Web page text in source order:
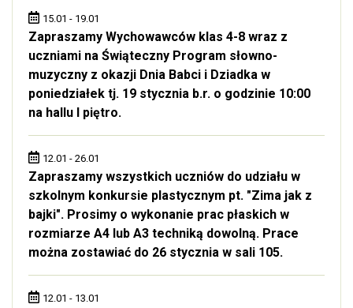
15.01 - 19.01
Zapraszamy Wychowawców klas 4-8 wraz z
uczniami na Świąteczny Program słowno-
muzyczny z okazji Dnia Babci i Dziadka w
poniedziałek tj. 19 stycznia b.r. o godzinie 10:00
na hallu I piętro.
12.01 - 26.01
Zapraszamy wszystkich uczniów do udziału w
szkolnym konkursie plastycznym pt. "Zima jak z
bajki". Prosimy o wykonanie prac płaskich w
rozmiarze A4 lub A3 techniką dowolną. Prace
można zostawiać do 26 stycznia w sali 105.
12.01 - 13.01